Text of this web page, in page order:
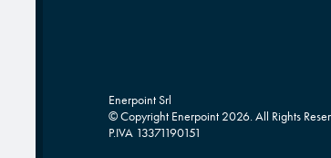
Enerpoint Srl
© Copyright Enerpoint 2026. All Rights
P.IVA 13371190151